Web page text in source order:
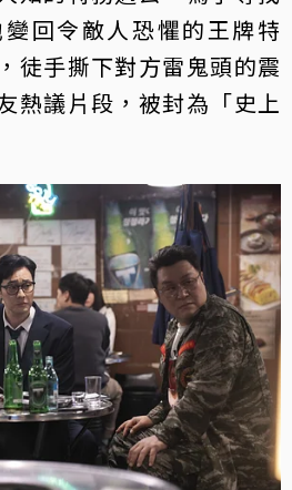
回令敵人恐懼的王牌特
徒手撕下對方雷鬼頭的震
熱議片段，被封為「史上